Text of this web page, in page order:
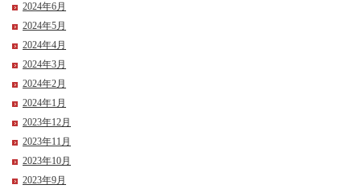
2024年6月
2024年5月
2024年4月
2024年3月
2024年2月
2024年1月
2023年12月
2023年11月
2023年10月
2023年9月